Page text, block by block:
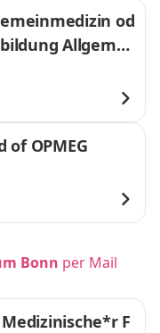
od
Allgemei
Lehre
of OPMEG
Bonn per Mail
F